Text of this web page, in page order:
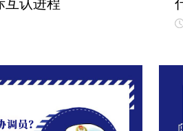
互认进程